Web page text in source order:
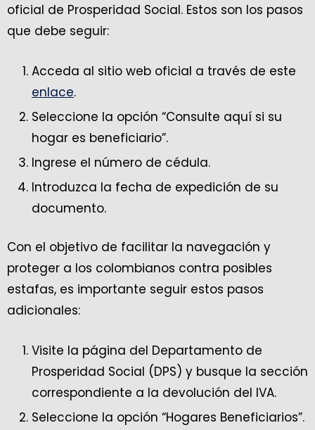
oficial de Prosperidad Social. Estos son los pasos
que debe seguir:
Acceda al sitio web oficial a través de este
enlace.
Seleccione la opción “Consulte aquí si su
hogar es beneficiario”.
Ingrese el número de cédula.
Introduzca la fecha de expedición de su
documento.
Con el objetivo de facilitar la navegación y
proteger a los colombianos contra posibles
estafas, es importante seguir estos pasos
adicionales:
Visite la página del Departamento de
Prosperidad Social (DPS) y busque la sección
correspondiente a la devolución del IVA.
Seleccione la opción “Hogares Beneficiarios”.